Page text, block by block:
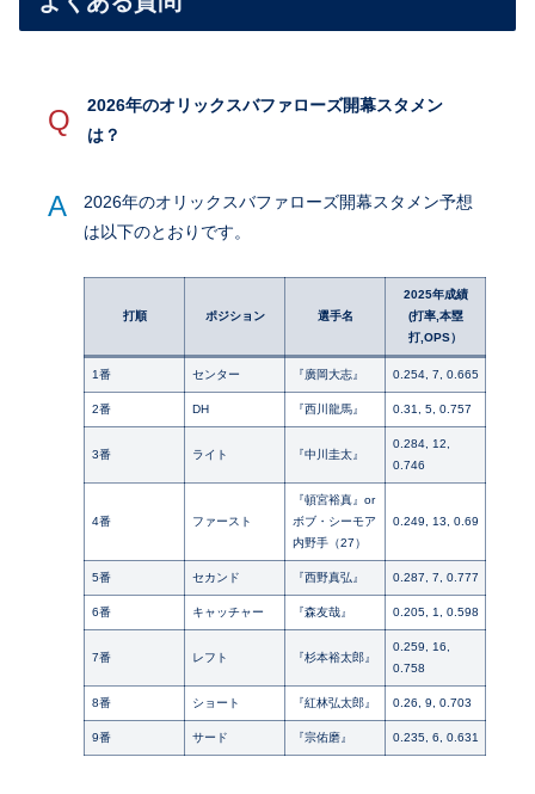
Q
2026年のオリックスバファローズ開幕スタメン
は？
A
2026年のオリックスバファローズ開幕スタメン予想
は以下のとおりです。
打順 ポジション 選手名
2025年成績
(打率,本塁
打,OPS）
1番 センター 『廣岡大志』 0.254, 7, 0.665
2番 DH 『西川龍馬』 0.31, 5, 0.757
3番 ライト 『中川圭太』
0.284, 12,
0.746
4番 ファースト
『頓宮裕真』or
ボブ・シーモア
内野手（27）
0.249, 13, 0.69
5番 セカンド 『西野真弘』 0.287, 7, 0.777
6番 キャッチャー 『森友哉』 0.205, 1, 0.598
7番 レフト 『杉本裕太郎』
0.259, 16,
0.758
8番 ショート 『紅林弘太郎』 0.26, 9, 0.703
9番 サード 『宗佑磨』 0.235, 6, 0.631